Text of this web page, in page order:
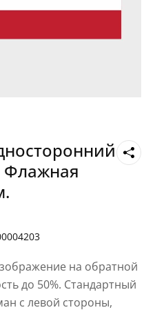
Флажная
на обратной
до 50%. Стандартный
с левой стороны,